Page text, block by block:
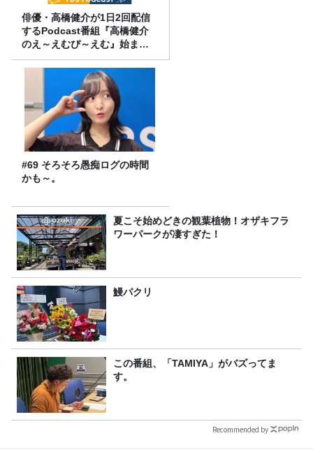
俳優・高橋健介が1日2回配信
するPodcast番組『高橋健介
のえ～えむぴ～えむ』始まり
ます
#69 そろそろ愚痴ログの時間
かも～。
夏こそ始めどきの観葉植物！オザキフラ
ワーパークが凄すぎた！
鰻パクリ
この番組、「TAMIYA」がバズってま
す。
Recommended by